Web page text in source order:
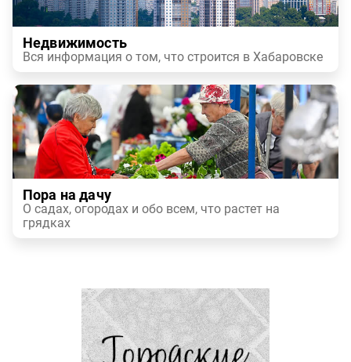
Недвижимость
Вся информация о том, что строится в Хабаровске
Пора на дачу
О садах, огородах и обо всем, что растет на
грядках